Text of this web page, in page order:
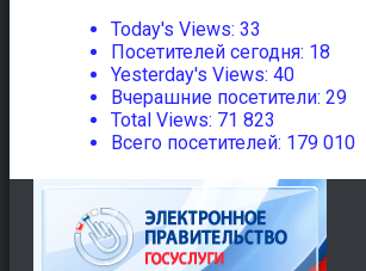
Today's Views: 33
Посетителей сегодня: 18
Yesterday's Views: 40
Вчерашние посетители: 29
Total Views: 71 823
Всего посетителей: 179 010